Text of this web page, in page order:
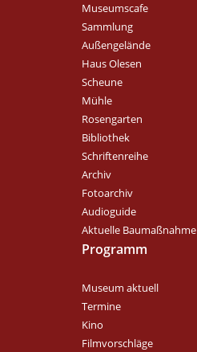
Museumscafe
Sammlung
Außengelände
Haus Olesen
Scheune
Mühle
Rosengarten
Bibliothek
Schriftenreihe
Archiv
Fotoarchiv
Audioguide
Aktuelle Baumaßnahme
Programm
Museum aktuell
Termine
Kino
Filmvorschläge